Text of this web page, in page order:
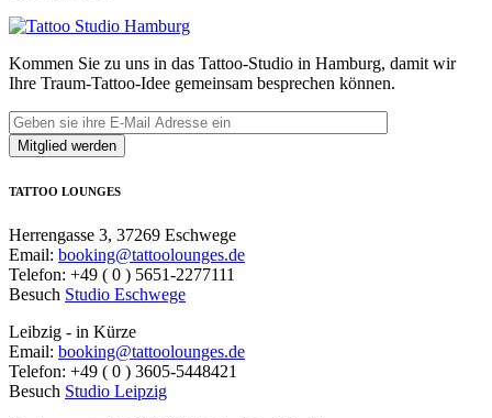
Kommen Sie zu uns in das Tattoo-Studio in Hamburg, damit wir
Ihre Traum-Tattoo-Idee gemeinsam besprechen können.
TATTOO LOUNGES
Herrengasse 3, 37269 Eschwege
Email: booking@tattoolounges.de
Telefon: +49 ( 0 ) 5651-2277111
Besuch Studio Eschwege
Leibzig - in Kürze
Email: booking@tattoolounges.de
Telefon: +49 ( 0 ) 3605-5448421
Besuch Studio Leipzig